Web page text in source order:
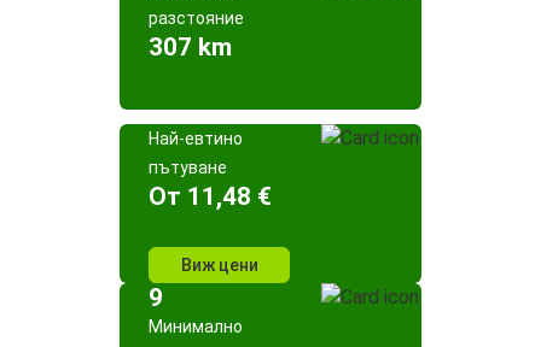
разстояние
307 km
Най-евтино
пътуване
Oт 11,48 €
Виж цени
9
Минимално